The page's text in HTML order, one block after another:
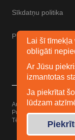
Sīkdatņu politika
Piekļūstamības
Autortiesības © 2026
Powered byWordPress
Tēma: Uku no
Lai šī
obligāti
Ar Jūsu
izmantotas
Ja piekrītat
lūdzam